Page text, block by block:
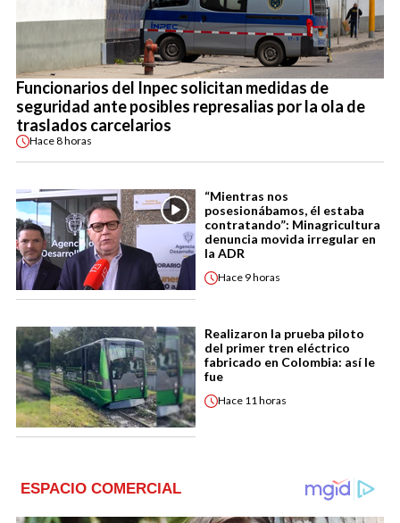
Funcionarios del Inpec solicitan medidas de
seguridad ante posibles represalias por la ola de
traslados carcelarios
Hace8 horas
“Mientras nos
posesionábamos, él estaba
contratando”: Minagricultura
denuncia movida irregular en
la ADR
Hace 9 horas
Realizaron la prueba piloto
del primer tren eléctrico
fabricado en Colombia: así le
fue
Hace 11 horas